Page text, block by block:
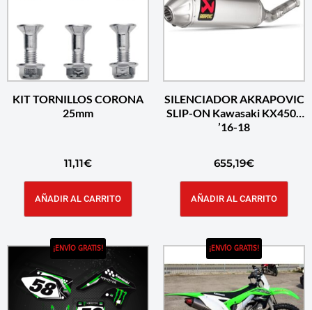
KIT TORNILLOS CORONA
25mm
11,11€
AÑADIR AL CARRITO
SILENCIADOR AKRAPOVIC
SLIP-ON Kawasaki KX450F
’16-18
655,19€
AÑADIR AL CARRITO
¡ENVÍO GRATIS! ¡ENVÍO GRATIS!